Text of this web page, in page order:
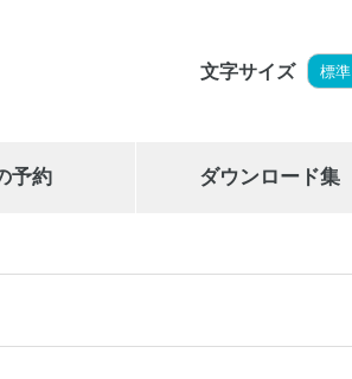
文字サイズ 標準
予約 ダウンロード集
019-689-2265